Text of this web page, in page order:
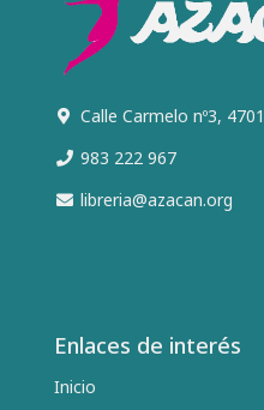
Calle Carmelo nº3,
983 222 967
libreria@azacan.org
Enlaces de interés
Inicio